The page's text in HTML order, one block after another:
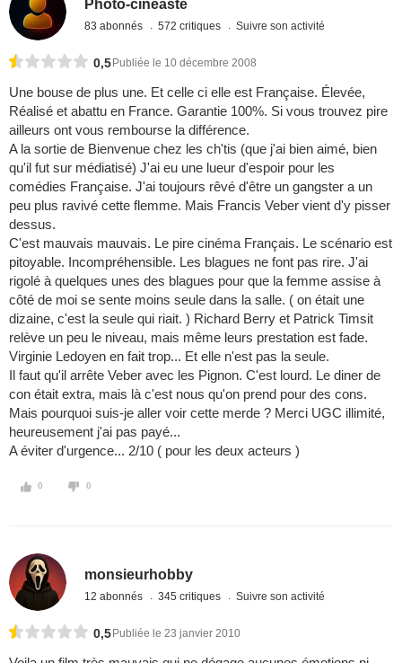
Photo-cineaste
83 abonnés 572 critiques Suivre son activité
0,5 Publiée le 10 décembre 2008
Une bouse de plus une. Et celle ci elle est Française. Élevée,
Réalisé et abattu en France. Garantie 100%. Si vous trouvez pire
ailleurs ont vous rembourse la différence.
A la sortie de Bienvenue chez les ch'tis (que j'ai bien aimé, bien
qu'il fut sur médiatisé) J'ai eu une lueur d'espoir pour les
comédies Française. J'ai toujours rêvé d'être un gangster a un
peu plus ravivé cette flemme. Mais Francis Veber vient d'y pisser
dessus.
C'est mauvais mauvais. Le pire cinéma Français. Le scénario est
pitoyable. Incompréhensible. Les blagues ne font pas rire. J'ai
rigolé à quelques unes des blagues pour que la femme assise à
côté de moi se sente moins seule dans la salle. ( on était une
dizaine, c'est la seule qui riait. ) Richard Berry et Patrick Timsit
relève un peu le niveau, mais même leurs prestation est fade.
Virginie Ledoyen en fait trop... Et elle n'est pas la seule.
Il faut qu'il arrête Veber avec les Pignon. C'est lourd. Le diner de
con était extra, mais là c'est nous qu'on prend pour des cons.
Mais pourquoi suis-je aller voir cette merde ? Merci UGC illimité,
heureusement j'ai pas payé...
A éviter d'urgence... 2/10 ( pour les deux acteurs )
0 0
monsieurhobby
12 abonnés 345 critiques Suivre son activité
0,5 Publiée le 23 janvier 2010